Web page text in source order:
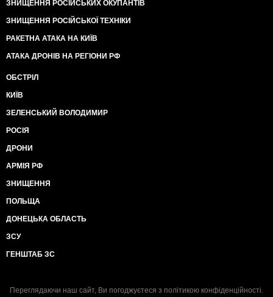
ЗНИЩЕННЯ РОСІЙСЬКИХ ОКУПАНТІВ
ЗНИЩЕННЯ РОСІЙСЬКОЇ ТЕХНІКИ
РАКЕТНА АТАКА НА КИЇВ
АТАКА ДРОНІВ НА РЕГІОНИ РФ
ОБСТРІЛ
КИЇВ
ЗЕЛЕНСЬКИЙ ВОЛОДИМИР
РОСІЯ
ДРОНИ
АРМІЯ РФ
ЗНИЩЕННЯ
ПОЛЬЩА
ДОНЕЦЬКА ОБЛАСТЬ
ЗСУ
ГЕНШТАБ ЗС
Переглядаючи наш сайт, Ви погоджуєтеся з політикою конфіденційності.